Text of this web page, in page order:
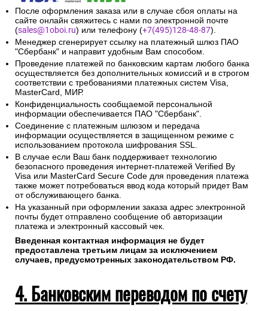
После оформления заказа или в случае сбоя оплаты на
сайте онлайн свяжитесь с нами по электронной почте
(sales@1oboi.ru) или телефону (+7(495)128-48-87).
Менеджер сгенерирует ссылку на платежный шлюз ПАО
"Сбербанк" и направит удобным Вам способом.
Проведение платежей по банковским картам любого банка
осуществляется без дополнительных комиссий и в строгом
соответствии с требованиями платежных систем Visa,
MasterCard, МИР.
Конфиденциальность сообщаемой персональной
информации обеспечивается ПАО "Сбербанк".
Соединение с платежным шлюзом и передача
информации осуществляется в защищенном режиме с
использованием протокола шифрования SSL.
В случае если Ваш банк поддерживает технологию
безопасного проведения интернет-платежей Verified By
Visa или MasterCard Secure Code для проведения платежа
также может потребоваться ввод кода который придет Вам
от обслуживающего банка.
На указанный при оформлении заказа адрес электронной
почты будет отправлено сообщение об авторизации
платежа и электронный кассовый чек.
Введенная контактная информация не будет
предоставлена третьим лицам за исключением
случаев, предусмотренных законодательством РФ.
4. Банковским переводом по счету